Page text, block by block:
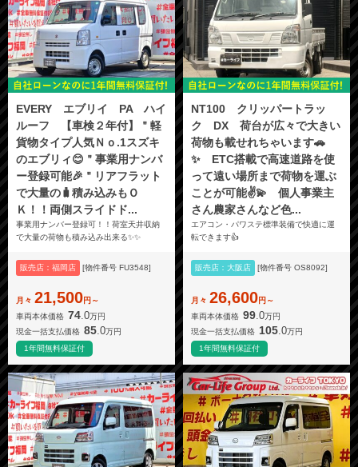
EVERY エブリイ PA ハイ
ルーフ 【車検２年付】＂軽
貨物タイプ人気Ｎｏ.1スズキ
のエブリィ😊＂事業用ナンバ
ー登録可能🎉＂リアフラット
で大量の🧳積み込みもＯ
Ｋ！！両側スライドド...
事業用ナンバー登録可！！荷室天井収納
で大量の荷物も積み込み出来る✨✨
販売店：福岡店 [物件番号 FU3548]
月々 21,500円～
車両本体価格 74.0万円
現金一括支払価格 85 .0万円
1年間無料保証付
NT100 クリッパートラッ
ク DX 荷台が広々で大きい
荷物も載せれちゃいます🚗
✨ ETC搭載で高速道路を使
って遠い場所まで荷物を運ぶ
ことが可能✌️💫 個人事業主
さん農家さんなど色...
エアコン・パワステ標準装備で快適に運
転できます👍
販売店：大阪店 [物件番号 OS8092]
月々 26,600円～
車両本体価格 99.0万円
現金一括支払価格 105 .0万円
1年間無料保証付